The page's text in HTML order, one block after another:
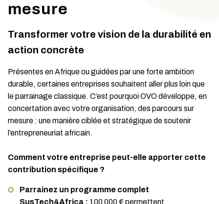
mesure
Transformer votre vision de la durabilité en
action concrète
Présentes en Afrique ou guidées par une forte ambition
durable, certaines entreprises souhaitent aller plus loin que
le parrainage classique. C’est pourquoi OVO développe, en
concertation avec votre organisation, des parcours sur
mesure : une manière ciblée et stratégique de soutenir
l’entrepreneuriat africain.
Comment votre entreprise peut-elle apporter cette
contribution spécifique ?
Parrainez un programme complet
SusTech4Africa : 100 000 € permettent